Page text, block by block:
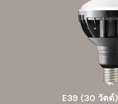
E39 (30 วัตต์)